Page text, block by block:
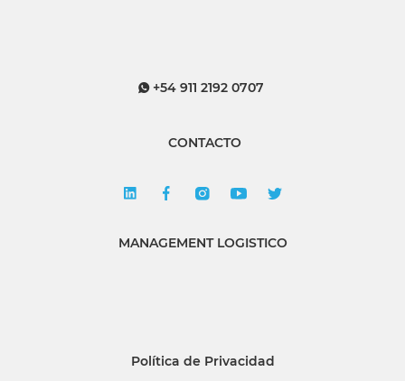
+54 911 2192 0707
CONTACTO
MANAGEMENT LOGISTICO
Política de Privacidad